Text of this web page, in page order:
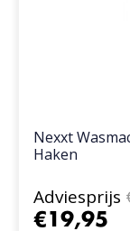
Nexxt
Haken
Adviesprijs
€19,95